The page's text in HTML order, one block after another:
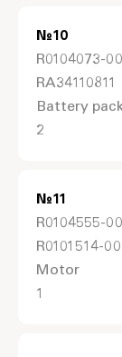
№10
R0104073-
RA34110811
Battery
2
№11
R0104555-
R0101514-00
Motor
1